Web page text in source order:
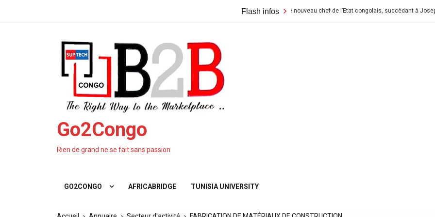
Flash infos
Félix Tshisekedi le nouveau chef de l’Etat congolais, succédant à Joseph Kabila
Go2Congo
Rien de grand ne se fait sans passion
GO2CONGO AFRICABRIDGE TUNISIA UNIVERSITY